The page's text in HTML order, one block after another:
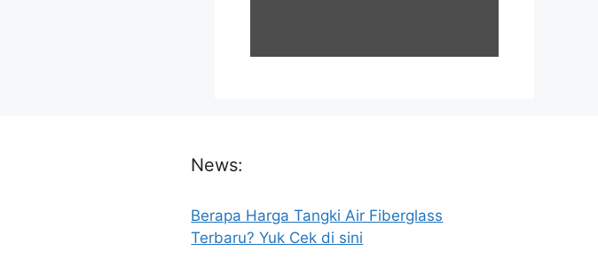
News:
Berapa Harga Tangki Air Fiberglass
Terbaru? Yuk Cek di sini